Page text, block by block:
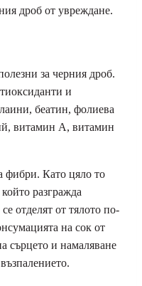
дроб от увреждане.
за черния дроб.
и
беатин, фолиева
витамин А, витамин
фибри. Като цяло то
разгражда
отделят от тялото по-
на сок от
сърцето и намаляване